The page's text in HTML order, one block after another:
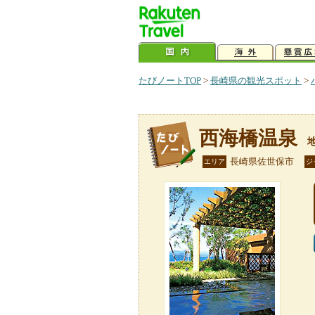
たびノートTOP > 長崎県の観光スポット >
西海橋温泉
エリア 長崎県佐世保市 ジ